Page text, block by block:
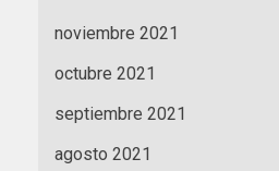
noviembre 2021
octubre 2021
septiembre 2021
agosto 2021